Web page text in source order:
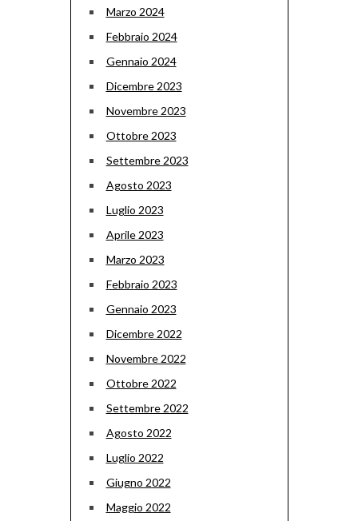
Marzo 2024
Febbraio 2024
Gennaio 2024
Dicembre 2023
Novembre 2023
Ottobre 2023
Settembre 2023
Agosto 2023
Luglio 2023
Aprile 2023
Marzo 2023
Febbraio 2023
Gennaio 2023
Dicembre 2022
Novembre 2022
Ottobre 2022
Settembre 2022
Agosto 2022
Luglio 2022
Giugno 2022
Maggio 2022